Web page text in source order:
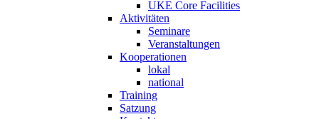
UKE Core Facilities
Aktivitäten
Seminare
Veranstaltungen
Kooperationen
lokal
national
Training
Satzung